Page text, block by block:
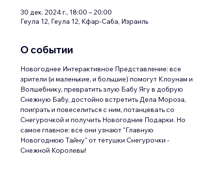
30 дек. 2024 г., 18:00 – 20:00
Геула 12, Геула 12, Кфар-Саба, Израиль
О событии
Новогоднее Интерактивное Представление: все
зрители (и маленькие, и большие) помогут Клоунам и
Волшебнику, превратить злую Бабу Ягу в добрую
Снежную Бабу, достойно встретить Дела Мороза,
поиграть и повеселиться с ним, потанцевать со
Снегурочкой и получить Новогодние Подарки. Но
самое главное: все они узнают "Главную
Новогоднюю Тайну" от тетушки Снегурочки -
Снежной Королевы!